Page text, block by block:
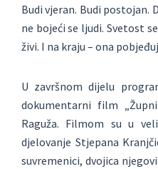
Budi vjeran. Budi postojan.
ne bojeći se ljudi. Svetost
živi. I na kraju – ona
U završnom dijelu
dokumentarni film
Raguža. Filmom su u
djelovanje Stjepana
suvremenici, dvojica